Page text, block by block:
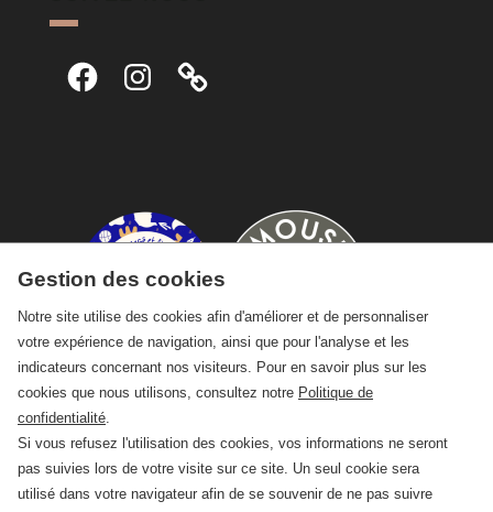
FacebookInstagram
Gestion des cookies
Notre site utilise des cookies afin d'améliorer et de personnaliser
votre expérience de navigation, ainsi que pour l'analyse et les
indicateurs concernant nos visiteurs. Pour en savoir plus sur les
cookies que nous utilisons, consultez notre Politique de
confidentialité
Si vous refusez l'utilisation des cookies, vos informations ne seront
pas suivies lors de votre visite sur ce site. Un seul cookie sera
utilisé dans votre navigateur afin de se souvenir de ne pas suivre